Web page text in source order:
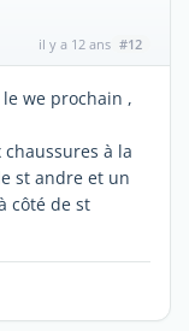
il y a 12 ans #12
we prochain ,
à la
st andre et un
côté de st